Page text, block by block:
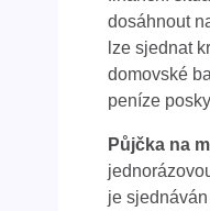
dosáhnout
lze sjednat
domovské
peníze
Půjčka na
je